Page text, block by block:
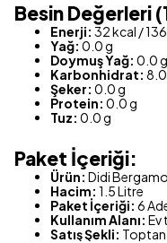
Besin Değerleri
Enerji: 32 kcal / 136
Yağ: 0.0 g
Doymuş Yağ: 0.0 g
Karbonhidrat:
Şeker: 0.0 g
Protein: 0.0 g
Tuz: 0.0 g
Paket İçeriği:
Ürün: Didi
Hacim: 1.5 Litre
Paket İçeriği: 6
Kullanım Alanı: Ev
Satış Şekli: Toptan